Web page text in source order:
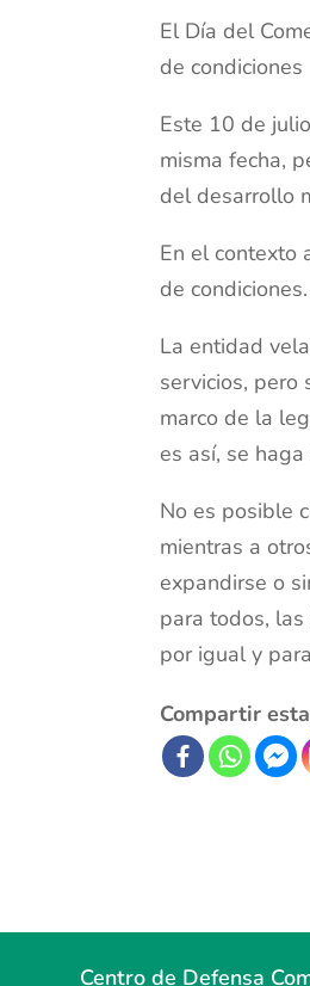
El Día del
de condiciones
Este 10 de
misma fecha,
del desarrollo
En el contexto
de condiciones.
La entidad
servicios, pero
marco de la
es así, se
No es posible
mientras a
expandirse o
para todos,
por igual y
Compartir
Centro de Defensa